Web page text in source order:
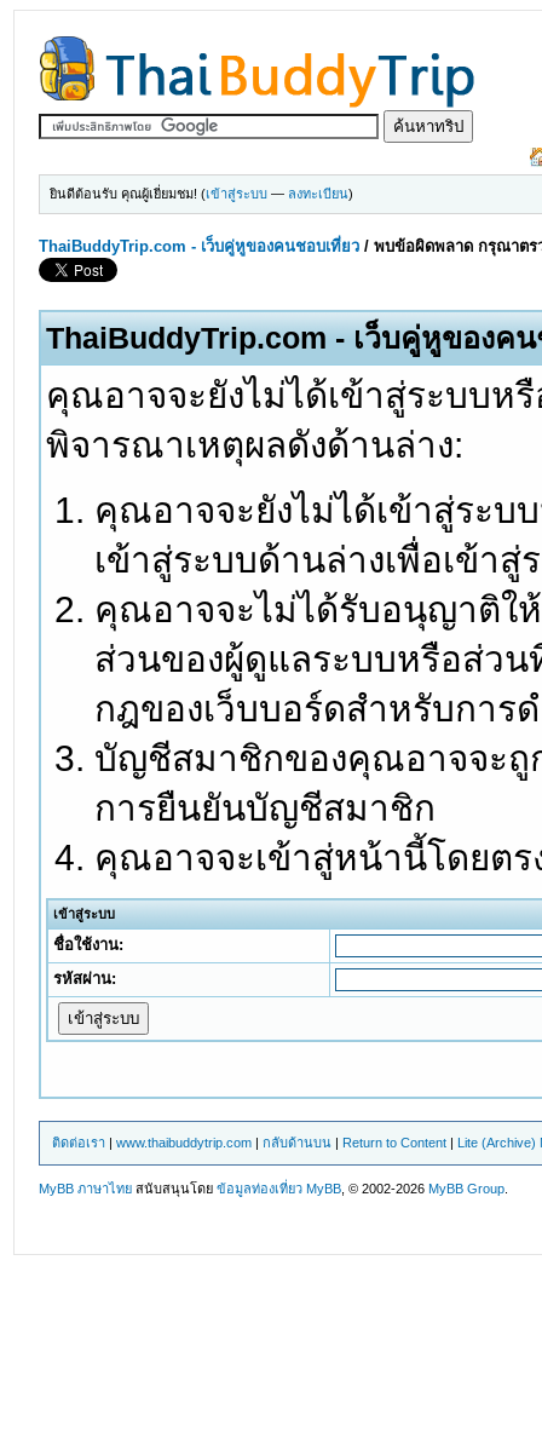
ยินดีต้อนรับ คุณผู้เยี่ยมชม! (เข้าสู่ระบบ — ลงทะเบียน)
ThaiBuddyTrip.com - เว็บคู่หูของคนชอบเที่ยว /พบข้อผิดพลาด กรุณาตร
ThaiBuddyTrip.com - เว็บคู่หูของค
คุณอาจจะยังไม่ได้เข้าสู่ระบบ
พิจารณาเหตุผลดังด้านล่าง:
คุณอาจจะยังไม่ได้เข้าสู่ระบ
เข้าสู่ระบบด้านล่างเพื่อเข้า
คุณอาจจะไม่ได้รับอนุญาติใ
ส่วนของผู้ดูแลระบบหรือส่ว
กฎของเว็บบอร์ดสำหรับการ
บัญชีสมาชิกของคุณอาจจะถู
การยืนยันบัญชีสมาชิก
คุณอาจจะเข้าสู่หน้านี้โดยต
เข้าสู่ระบบ
ชื่อใช้งาน:
รหัสผ่าน:
ติดต่อเรา |www.thaibuddytrip.com |กลับด้านบน | Return to Content | Lite (Archive)
MyBB ภาษาไทย สนับสนุนโดยข้อมูลท่องเที่ยว MyBB , © 2002-2026MyBB Group